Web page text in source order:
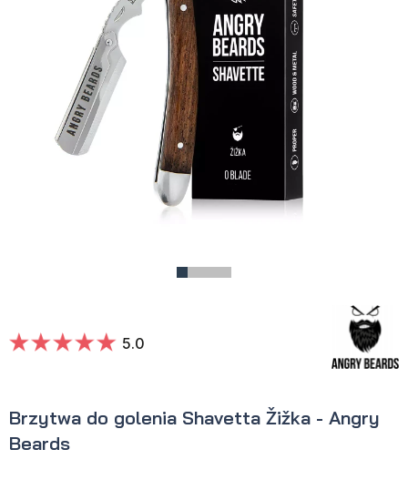
Brzytwa do golenia Shavetta Žižka - Angry
Beards
5.0